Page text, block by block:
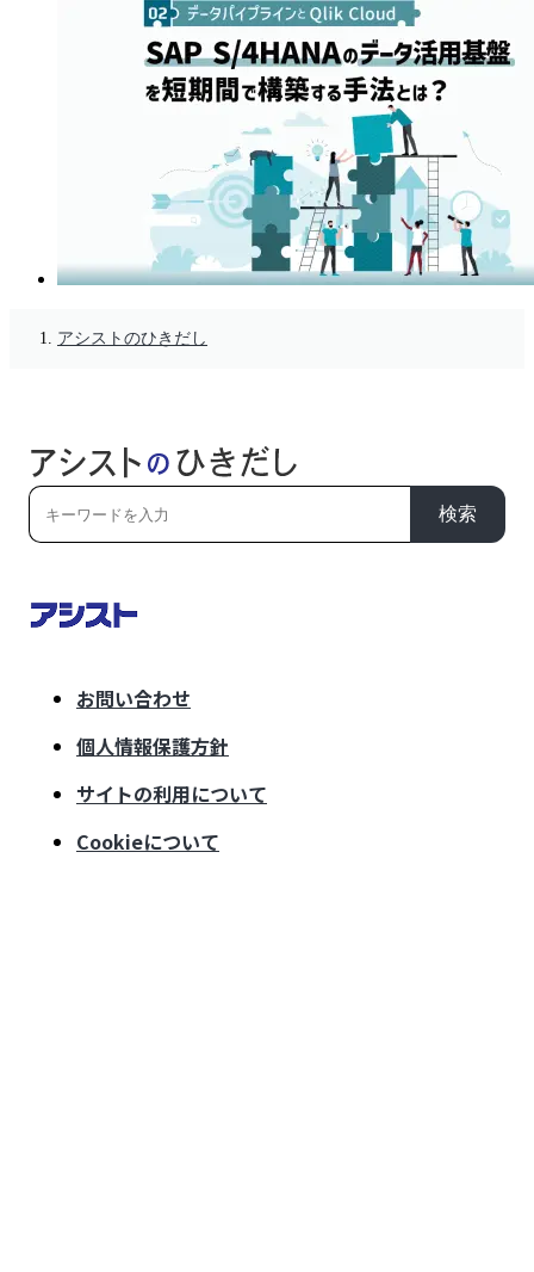
アシストのひきだし
検索
お問い合わせ
個人情報保護方針
サイトの利用について
Cookieについて